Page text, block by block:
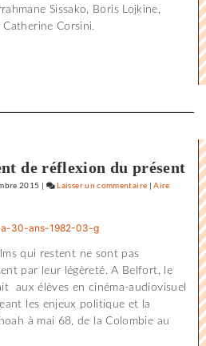
du
Sissako, Boris Lojkine,
Corsini.
de réflexion du présent
2015 | Laisser un commentaire on
Festival
international
du
film
|Aire
qui restent ne sont pas
par leur légèreté. A Belfort, le
aux élèves en cinéma-audiovisuel
les enjeux politique et la
à mai 68, de la Colombie au